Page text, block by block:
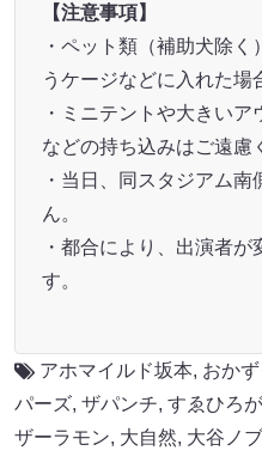
【注意事項】
・ペット類（補助犬除
うケージなどに入れた場
・ミニテントや大きい
などの持ち込みはご遠慮
・当日、同スタジアム
ん。
・都合により、出演者
す。
アホマイルド坂本, おか
パーズ, ザパンチ, すゑひろ
ザーラモン, 大自然, 大谷ノ